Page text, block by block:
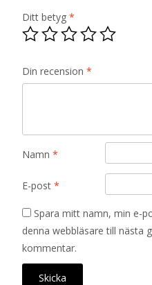
Ditt betyg *
Din recension *
Namn *
E-post *
Spara mitt namn, min e-
denna webbläsare till nästa
kommentar.